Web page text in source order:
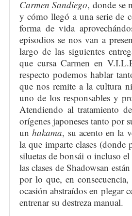
Carmen Sandiego, donde se
y cómo llegó a una serie de
forma de vida
episodios se nos van a
largo de las siguientes
que cursa Carmen en
respecto podemos hablar
que nos remite a la cultura
uno de los responsables y
Atendiendo al tratamiento
orígenes japoneses tanto por
unhakama, su acento en la
la que imparte clases
siluetas de bonsái o incluso
las clases de Shadowsan
por lo que, en
ocasión abstraídos en plegar
entrenar su destreza manual.